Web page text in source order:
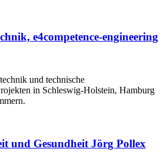
e4competence-engineering
und technische
in Schleswig-Holstein, Hamburg
und Gesundheit Jörg Pollex